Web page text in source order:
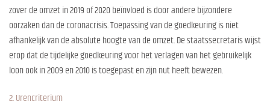
zover de omzet in 2019 of 2020 beïnvloed is door andere bijzondere
oorzaken dan de coronacrisis. Toepassing van de goedkeuring is niet
afhankelijk van de absolute hoogte van de omzet. De staatssecretaris wijst
erop dat de tijdelijke goedkeuring voor het verlagen van het gebruikelijk
loon ook in 2009 en 2010 is toegepast en zijn nut heeft bewezen.
2. Urencriterium